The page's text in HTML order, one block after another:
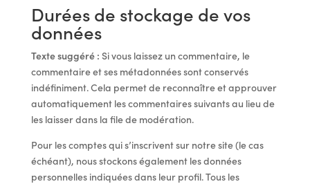
Durées de stockage de vos
données
Texte suggéré : Si vous laissez un commentaire, le
commentaire et ses métadonnées sont conservés
indéfiniment. Cela permet de reconnaître et approuver
automatiquement les commentaires suivants au lieu de
les laisser dans la file de modération.
Pour les comptes qui s’inscrivent sur notre site (le cas
échéant), nous stockons également les données
personnelles indiquées dans leur profil. Tous les